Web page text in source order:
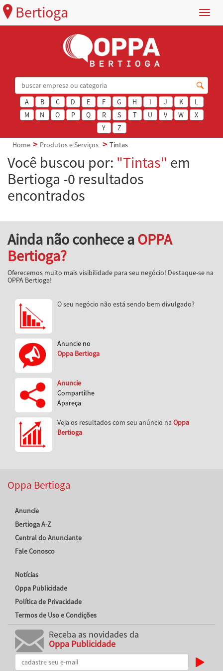
Menu
Bertioga
A B C D E F G H I J K
L
M
N O P Q R S T U V W
X
Y
Z
Home
Produtos e Serviços Tintas
Você buscou por: "Tintas" em
Bertioga -0 resultados
encontrados
Ainda não conhece aOPPA
Bertioga?
Oferecemos muito mais visibilidade para seu negócio! Destaque-se na
OPPA Bertioga!
O seu negócio não está sendo bem divulgado?
Anuncie no
Oppa Bertioga
Anuncie
Compartilhe
Apareça
Veja os resultados com seu anúncio na Oppa
Bertioga
Oppa Bertioga
Anuncie
Bertioga A-Z
Central do Anunciante
Fale Conosco
Notícias
Oppa Publicidade
Política de Privacidade
Termos de Uso e Condições
Receba as novidades da
Oppa Publicidade